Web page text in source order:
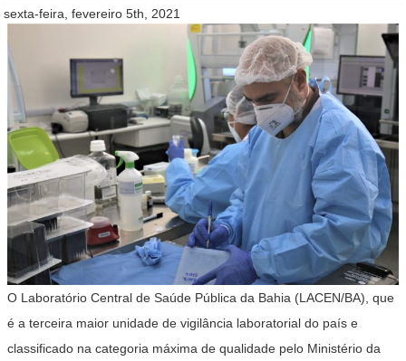
sexta-feira, fevereiro 5th, 2021
O Laboratório Central de Saúde Pública da Bahia (LACEN/BA), que
é a terceira maior unidade de vigilância laboratorial do país e
classificado na categoria máxima de qualidade pelo Ministério da